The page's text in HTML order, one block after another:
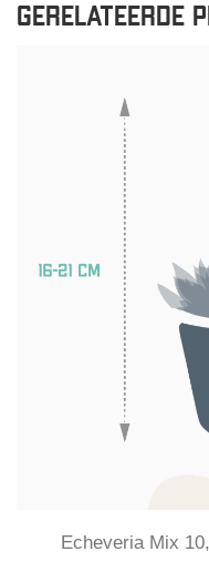
GERELATEERDE
Echeveria Mix